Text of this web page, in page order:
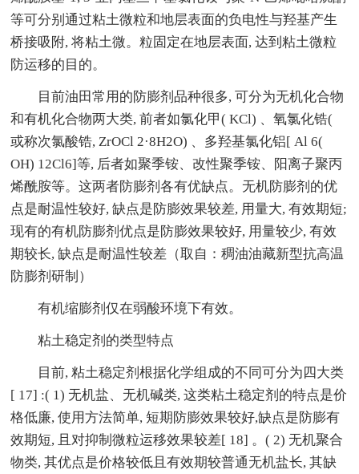
等可分别通过粘土微粒和地层表面的负电性与羟基产生
桥接吸附, 将粘土微。粒固定在地层表面, 达到粘土微粒
防运移的目的。
目前油田常用的防膨剂品种很多, 可分为无机化合物
和有机化合物两大类, 前者如氯化甲( KCl) 、氧氯化锆(
或称次氯酸锆, ZrOCl 2·8H2O) 、多羟基氯化铝[ Al 6(
OH) 12Cl6]等, 后者如聚季铵、改性聚季铵、阳离子聚丙
烯酰胺等。这两者防膨剂各有优缺点。无机防膨剂的优
点是耐温性较好, 缺点是防膨效果较差, 用量大, 有效期短;
现有的有机防膨剂优点是防膨效果较好, 用量较少, 有效
期较长, 缺点是耐温性较差（取自：稠油油藏新型抗高温
防膨剂研制）
有机缩膨剂仅在弱酸环境下有效。
粘土稳定剂的类型特点
目前, 粘土稳定剂根据化学组成的不同可分为四大类
[ 17] :( 1) 无机盐、无机碱类, 这类粘土稳定剂的特点是价
格低廉, 使用方法简单, 短期防膨效果较好,缺点是防膨有
效期短, 且对抑制微粒运移效果较差[ 18] 。( 2) 无机聚合
物类, 其优点是价格较低且有效期较普通无机盐长, 其缺